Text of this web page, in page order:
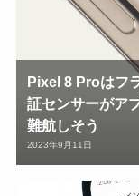
Pixel 8 Proはフ
証センサーがア
難航しそう
2023年9月11日